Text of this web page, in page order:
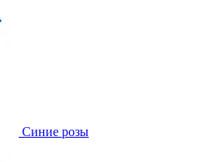
Синие розы